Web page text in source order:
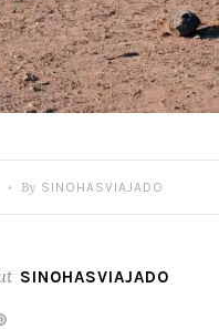
• By SINOHASVIAJADO
SINOHASVIAJADO